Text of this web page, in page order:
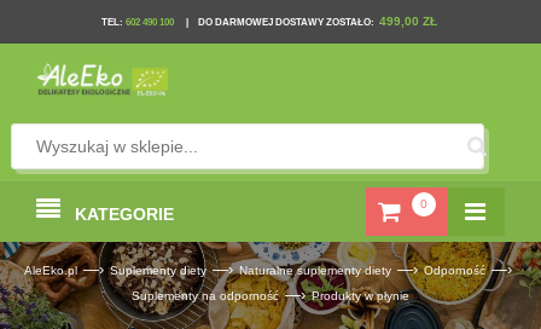
TEL: 602 490 100 DO DARMOWEJ DOSTAWY ZOSTAŁO: 499,00 ZŁ
0
KATEGORIE
AleEko.pl —› Suplementy diety —› Naturalne suplementy diety —› Odporność —›
Suplementy na odporność —› Produkty w płynie